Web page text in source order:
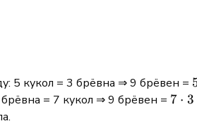
5 кукол = 3 брёвна ⇒ 9 брёвен =
= 7 кукол ⇒ 9 брёвен = 7
7 ⋅ 3